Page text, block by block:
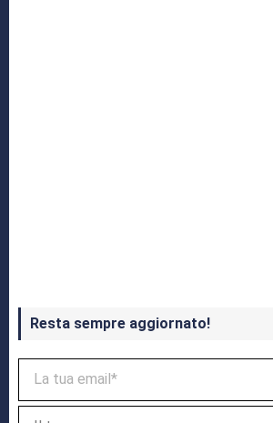
Resta sempre aggiornato!